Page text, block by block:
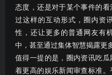
态度，还是对于某个事件的
过这样的互动形式，圈内资
性，还让更多的普通网友有
中，甚至通过集体智慧揭露更
值得一提的是，圈内资讯吃
着更高的娱乐新闻审查标准